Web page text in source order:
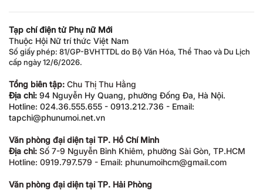
Tạp chí điện tử Phụ nữ Mới
Thuộc Hội Nữ trí thức Việt Nam
Số giấy phép: 81/GP-BVHTTDL do Bộ Văn Hóa, Thể Thao và Du Lịch
cấp ngày 12/6/2026.
Tổng biên tập: Chu Thị Thu Hằng
Địa chỉ: 94 Nguyễn Hy Quang, phường Đống Đa, Hà Nội.
Hotline: 024.36.555.655 - 0913.212.736 - Email:
tapchi@phunumoi.net.vn
Văn phòng đại diện tại TP. Hồ Chí Minh
Địa chỉ: Số 7-9 Nguyễn Bỉnh Khiêm, phường Sài Gòn, TP.HCM
Hotline: 0919.797.579 - Email: phunumoihcm@gmail.com
Văn phòng đại diện tại TP. Hải Phòng